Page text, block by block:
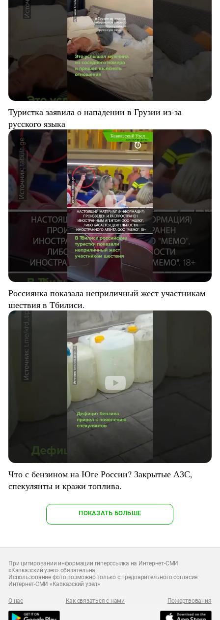
Туристка заявила о нападении в Грузии из-за
русского языка
Россиянка показала неприличный жест участникам
шествия в Тбилиси.
Что с бензином на Юге России? Закрытые АЗС,
спекулянты и кражи топлива.
ПОКАЗАТЬ БОЛЬШЕ
При цитировании информации гиперссылка на Интернет-СМИ
«Кавказский узел» обязательна
Использование фото возможно только с предварительного согласия
Интернет-СМИ «Кавказский узел»
О нас Как связаться с нами Пожертвования